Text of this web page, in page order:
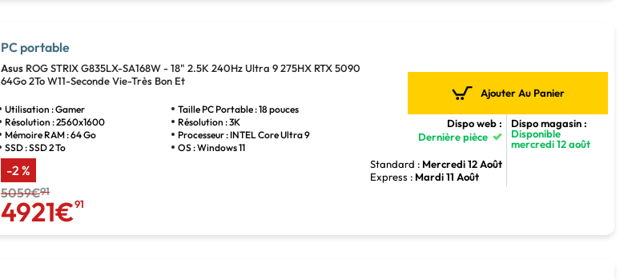
PC portable
Asus ROG STRIX G835LX-SA168W - 18" 2.5K 240Hz Ultra 9 275HX RTX 5090
64Go 2To W11-Seconde Vie-Très Bon Et
Utilisation : Gamer
Taille PC Portable : 18 pouces
Résolution : 2560x1600
Résolution : 3K
Mémoire RAM : 64 Go
Processeur : INTEL Core Ultra 9
SSD : SSD 2 To
OS : Windows 11
-2 %
5059€91
4921€91
Ajouter Au Panier
Dispo web :
Dernière pièce
Standard : Mercredi 12 Août
Express : Mardi 11 Août
Dispo magasin :
Disponible
mercredi 12 août